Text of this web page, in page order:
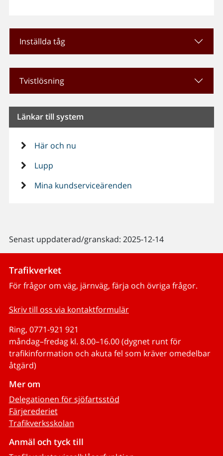
Inställda tåg
Tvistlösning
Länkar till system
Här och nu
Lupp
Mina kundserviceärenden
Senast uppdaterad/granskad: 2025-12-14
Trafikverket
För frågor om väg, järnväg, färja och övriga frågor.
Skriv till oss via kontaktformulär
Ring, 0771-921 921
måndag–fredag kl. 8.00–16.00 (dygnet runt för
trafikinformation och akuta fel som kräver omedelbar
åtgärd)
Mer om
Delegationen för sjöfartsstöd
Färjerederiet
Trafikverksskolan
Anmäl och tyck till